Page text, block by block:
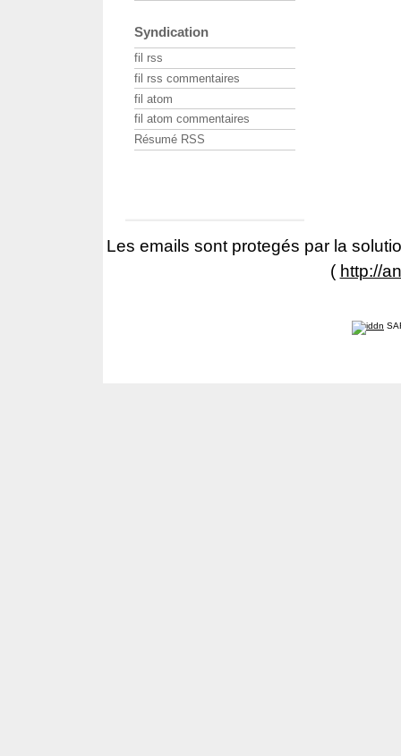
Syndication
fil rss
fil rss commentaires
fil atom
fil atom commentaires
Résumé RSS
Les emails sont protegés par la
( http://